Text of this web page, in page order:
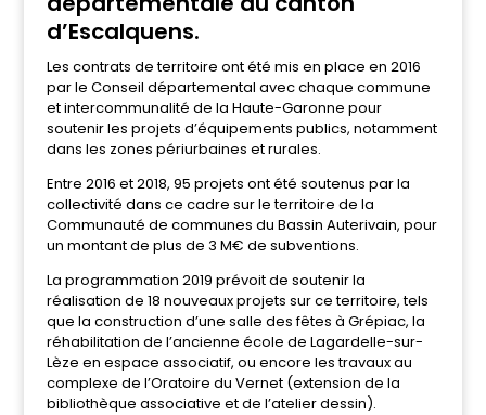
d’Escalquens.
Les contrats de territoire ont été mis en place en 2016
par le Conseil départemental avec chaque commune
et intercommunalité de la Haute-Garonne pour
soutenir les projets d’équipements publics, notamment
dans les zones périurbaines et rurales.
Entre 2016 et 2018, 95 projets ont été soutenus par la
collectivité dans ce cadre sur le territoire de la
Communauté de communes du Bassin Auterivain, pour
un montant de plus de 3 M€ de subventions.
La programmation 2019 prévoit de soutenir la
réalisation de 18 nouveaux projets sur ce territoire, tels
que la construction d’une salle des fêtes à Grépiac, la
réhabilitation de l’ancienne école de Lagardelle-sur-
Lèze en espace associatif, ou encore les travaux au
complexe de l’Oratoire du Vernet (extension de la
bibliothèque associative et de l’atelier dessin).